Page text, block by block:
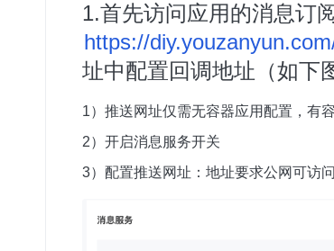
1.首先访问应用的消息订
https://
址中配置回调地址（如下
1）推送网址仅需无容器应用配置，有
2）开启消息服务开关
3）配置推送网址：地址要求公网可访问